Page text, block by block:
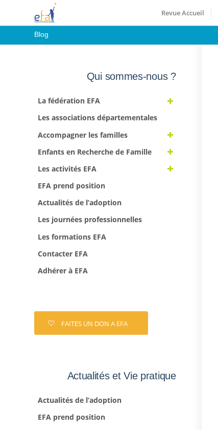
Revue Accueil
Blog
Qui sommes-nous ?
La fédération EFA
Les associations départementales
Accompagner les familles
Enfants en Recherche de Famille
Les activités EFA
EFA prend position
Actualités de l’adoption
Les journées professionnelles
Les formations EFA
Contacter EFA
Adhérer à EFA
FAITES UN DON A EFA
Actualités et Vie pratique
Actualités de l’adoption
EFA prend position